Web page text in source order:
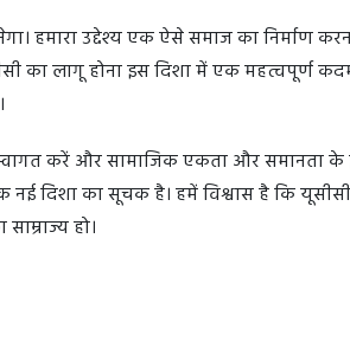
हमारा उद्देश्य एक ऐसे समाज का निर्माण
का लागू होना इस दिशा में एक महत्वपूर्ण
करें और सामाजिक एकता और समानता
दिशा का सूचक है। हमें विश्वास है कि
हो।